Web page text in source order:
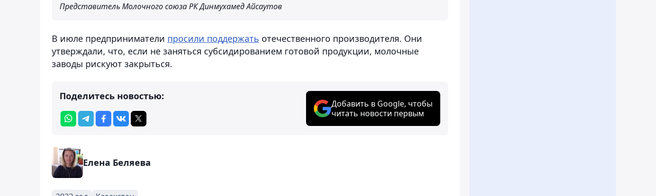
Представитель Молочного союза РК Динмухамед Айсаутов
В июле предприниматели просили поддержать отечественного производителя. Они
утверждали, что, если не заняться субсидированием готовой продукции, молочные
заводы рискуют закрыться.
Поделитесь новостью:
Добавить в Google, чтобы
читать новости первым
Елена Беляева